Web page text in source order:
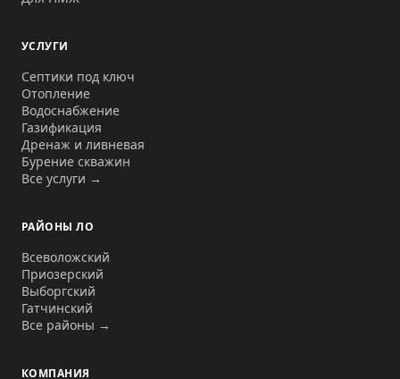
УСЛУГИ
Септики под ключ
Отопление
Водоснабжение
Газификация
Дренаж и ливневая
Бурение скважин
Все услуги →
РАЙОНЫ ЛО
Всеволожский
Приозерский
Выборгский
Гатчинский
Все районы →
КОМПАНИЯ